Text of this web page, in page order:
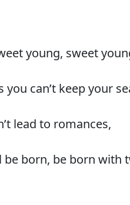
young, sweet
you can’t keep your
lead to romances,
be born, be born with